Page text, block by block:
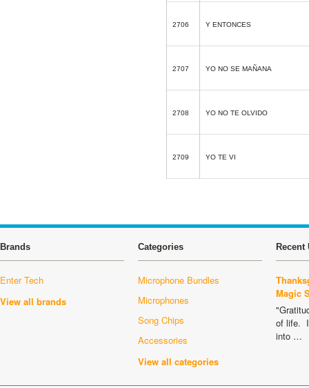
2706 Y ENTONCES
2707 YO NO SE MAÑANA
2708 YO NO TE OLVIDO
2709 YO TE VI
Brands
Enter Tech
View all brands
Categories
Microphone Bundles
Microphones
Song Chips
Accessories
View all categories
Recent
Magic
of life.
into …